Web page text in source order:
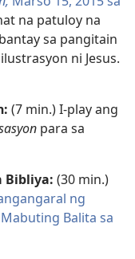
na patuloy na
sa pangitain
ni Jesus.
(7 min.) I-play ang
para sa
Bibliya: (30 min.)
ng
Balita sa